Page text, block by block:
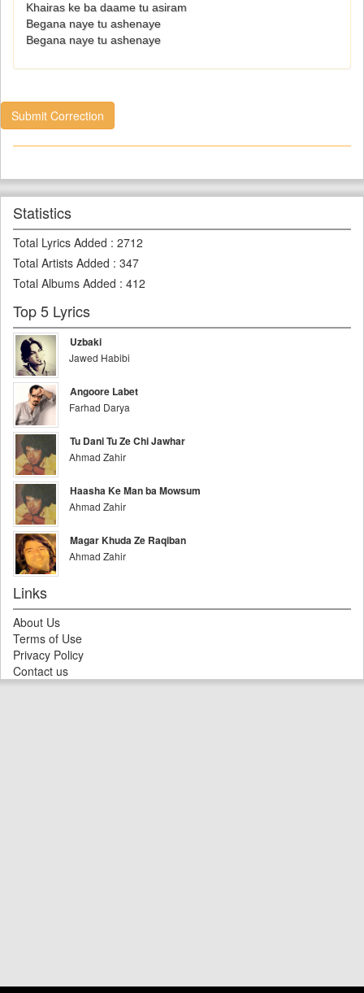
Khairas ke ba daame tu asiram
Begana naye tu ashenaye
Begana naye tu ashenaye
Submit Correction
Statistics
Total Lyrics Added : 2712
Total Artists Added : 347
Total Albums Added : 412
Top 5 Lyrics
Uzbaki
Jawed Habibi
Angoore Labet
Farhad Darya
Tu Dani Tu Ze Chi Jawhar
Ahmad Zahir
Haasha Ke Man ba Mowsum
Ahmad Zahir
Magar Khuda Ze Raqiban
Ahmad Zahir
Links
About Us
Terms of Use
Privacy Policy
Contact us